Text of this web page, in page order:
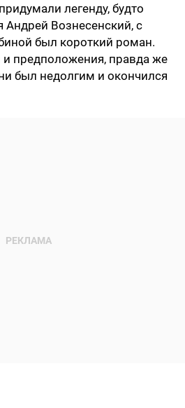
легенду, будто
Андрей Вознесенский, с
был короткий роман.
и предположения, правда же
был недолгим и окончился